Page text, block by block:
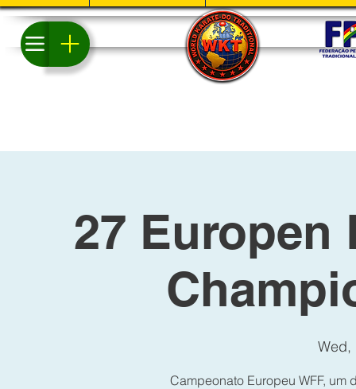
27 Europen
Wed,
Campeonato Europeu WFF, um